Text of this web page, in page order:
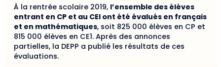
À la rentrée scolaire 2019, l’ensemble des élèves
entrant en CP et au CEI ont été évalués en français
et en mathématiques, soit 825 000 élèves en CP et
815 000 élèves en CE1. Après des annonces
partielles, la DEPP a publié les résultats de ces
évaluations.